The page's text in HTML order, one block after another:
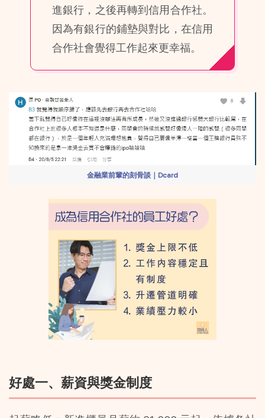
進銀行，之後再轉到信用合作社。
因為有銀行的鋪墊與對比，在信用
合作社會覺得工作起來更幸福。
金融業前輩的刻骨談｜Dcard
好處一、薪資與獎金制度